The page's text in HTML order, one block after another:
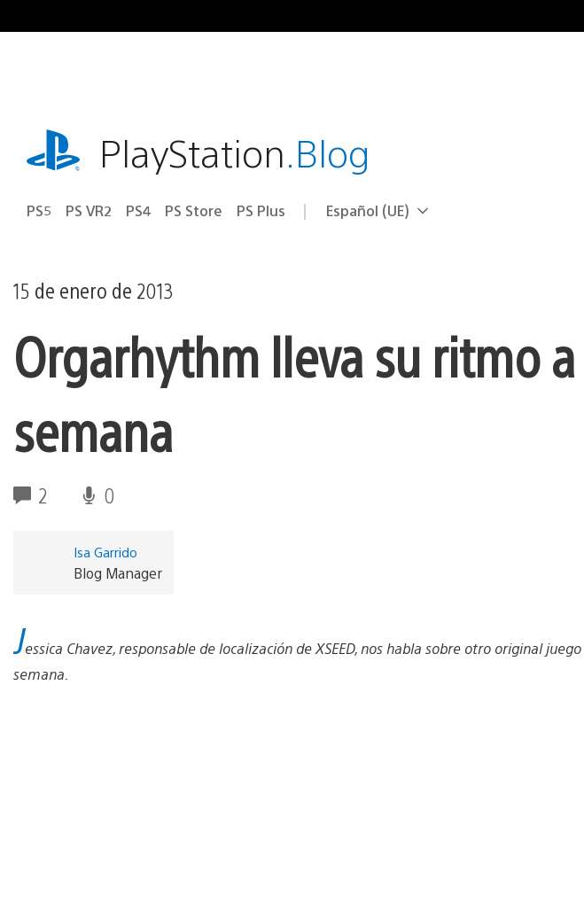
al
playstation.comPlayStation.Blog
PS5 PS VR2 PS4 PS Store PS Plus Selecciona
Región
Español (UE)
15 de enero de 2013
Orgarhythm lleva su ritmo a
semana
2 0
Isa Garrido
Blog Manager
Jessica Chavez, responsable de localización de XSEED, nos habla sobre otro original
semana.